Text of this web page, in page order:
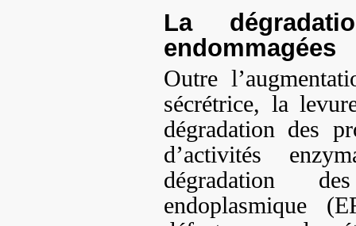
La
endommagées
Outre
sécrétrice, la
dégradation des
d’activités
dégradation
endoplasmique